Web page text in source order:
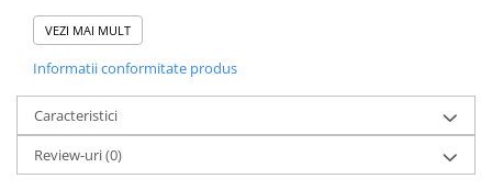
Actiune,aventura
Clasici
Crime, Thriller, Mistery
Fantasy
Istorica
Literatura de divertisment
regina Guinevere, care asteapta la granita dintre realitate si
imaginatie, acolo unde se nasc legendele.
Regele Arthur • Sir Gawain • Tristan si Isolda • Romeo si Julieta •
Perceval • Yvain sau Cavalerul cu leul • Roland • Lancelot
Ilustratii color de Adria Fruitos.
VEZI MAI MULT
Informatii conformitate produs
Caracteristici
Review-uri(0)